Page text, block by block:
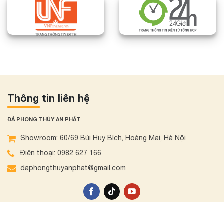
Thông tin liên hệ
ĐÁ PHONG THỦY AN PHÁT
Showroom: 60/69 Bùi Huy Bích, Hoàng Mai, Hà Nội
Điện thoại: 0982 627 166
daphongthuyanphat@gmail.com